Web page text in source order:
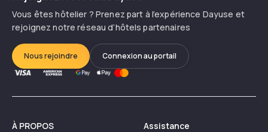
Vous êtes hôtelier ? Prenez part à l’expérience Dayuse et
rejoignez notre réseau d’hôtels partenaires
Nous rejoindre Connexion au portail
À PROPOS Assistance